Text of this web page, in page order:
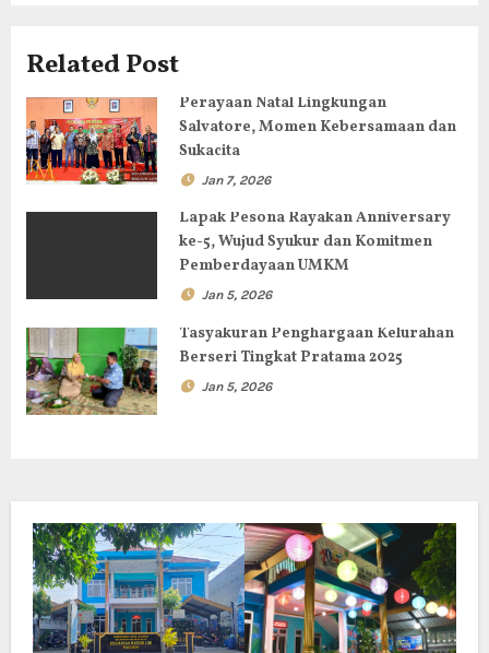
p
o
s
Related Post
Perayaan Natal Lingkungan
Salvatore, Momen Kebersamaan dan
Sukacita
Jan 7, 2026
Lapak Pesona Rayakan Anniversary
ke-5, Wujud Syukur dan Komitmen
Pemberdayaan UMKM
Jan 5, 2026
Tasyakuran Penghargaan Kelurahan
Berseri Tingkat Pratama 2025
Jan 5, 2026